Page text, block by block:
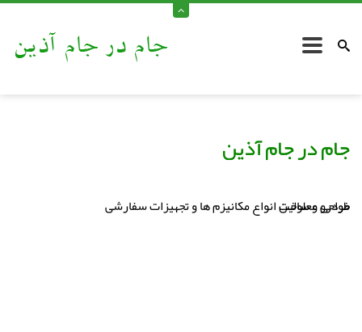
جام در جام آذین
خودرو معلولین
جام در جام آذین
طراحی و ساخت انواع مکانیزم ها و تجهیزات سفارشی